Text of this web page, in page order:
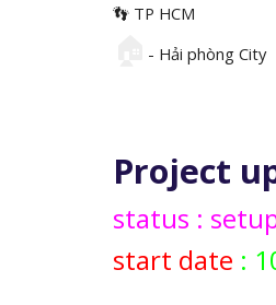
👣 TP HCM
- Hải phòng City
Project
status :
start date :